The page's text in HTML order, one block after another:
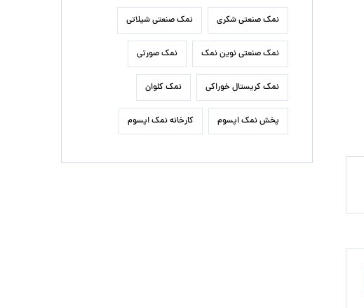
نمک صنعتی شکری نمک صنعتی شیلاتی
نمک صنعتی نوین نمک نمک صورتی
نمک کریستال خوراکی نمک کلوان
پخش نمک اپسوم کارخانه نمک اپسوم